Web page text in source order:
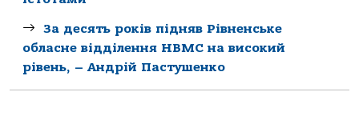
За десять років підняв Рівненське
обласне відділення НВМС на високий
рівень, – Андрій Пастушенко